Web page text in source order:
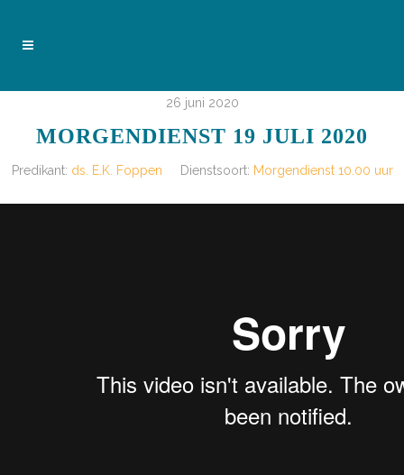
26 juni 2020
MORGENDIENST 19 JULI 2020
Predikant: ds. E.K. Foppen Dienstsoort: Morgendienst 10.00 uur